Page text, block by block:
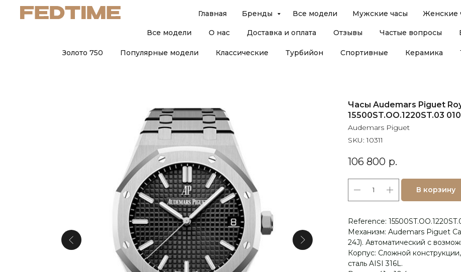
Все модели О нас Доставка и оплата Отзывы Частые вопросы
Главная Бренды Все модели Мужские часы Женские
Золото 750 Популярные модели Классические Турбийон Спортивные Керамика
Часы Audemars Piguet
15500ST.OO.1220ST.03
Audemars Piguet
SKU:10311
106 800 р.
В корзину
Reference:
Механизм: Audemars Piguet
24J). Автоматический с
Корпус: Сложной
сталь AISI 316L.